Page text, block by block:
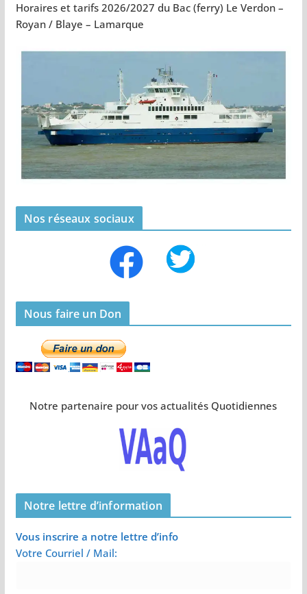
Horaires et tarifs 2026/2027 du Bac (ferry) Le Verdon –
Royan / Blaye – Lamarque
Nos réseaux sociaux
Nous faire un Don
Notre partenaire pour vos actualités Quotidiennes
Notre lettre d’information
Vous inscrire a notre lettre d’info
Votre Courriel / Mail: